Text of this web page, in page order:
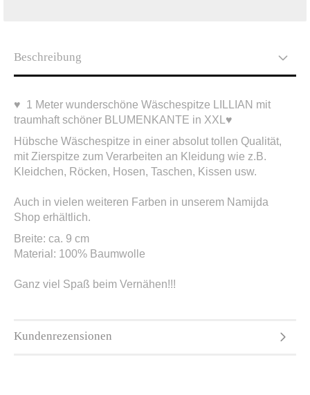
Beschreibung
♥ 1 Meter wunderschöne Wäschespitze LILLIAN mit
traumhaft schöner BLUMENKANTE in XXL♥
Hübsche Wäschespitze in einer absolut tollen Qualität,
mit Zierspitze zum Verarbeiten an Kleidung wie z.B.
Kleidchen, Röcken, Hosen, Taschen, Kissen usw.
Auch in vielen weiteren Farben in unserem Namijda
Shop erhältlich.
Breite: ca. 9 cm
Material: 100% Baumwolle
Ganz viel Spaß beim Vernähen!!!
Kundenrezensionen